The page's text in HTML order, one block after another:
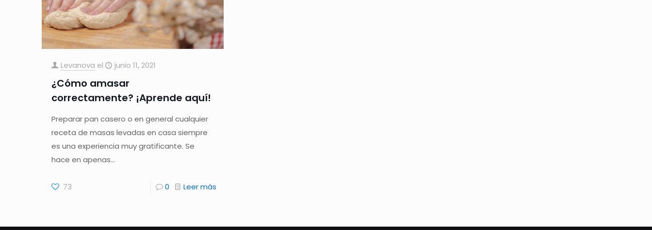
Levanova el junio 11, 2021
¿Cómo amasar
correctamente? ¡Aprende aquí!
Preparar pan casero o en general cualquier
receta de masas levadas en casa siempre
es una experiencia muy gratificante. Se
hace en apenas…
73 0 Leer más